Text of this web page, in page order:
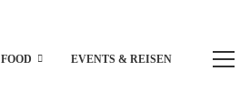
FOOD EVENTS & REISEN